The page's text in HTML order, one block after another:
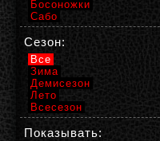
Босоножки
Сабо
Сезон:
Все
Зима
Демисезон
Лето
Всесезон
Показывать: